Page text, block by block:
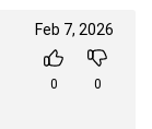
Feb 7, 2026
0 0